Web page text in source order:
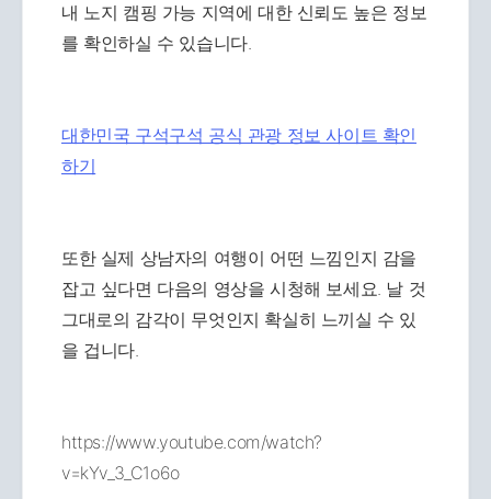
내 노지 캠핑 가능 지역에 대한 신뢰도 높은 정보
를 확인하실 수 있습니다.
대한민국 구석구석 공식 관광 정보 사이트 확인
하기
또한 실제 상남자의 여행이 어떤 느낌인지 감을
잡고 싶다면 다음의 영상을 시청해 보세요. 날 것
그대로의 감각이 무엇인지 확실히 느끼실 수 있
을 겁니다.
https://www.youtube.com/watch?
v=kYv_3_C1o6o